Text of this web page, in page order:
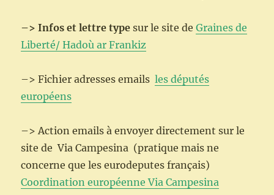
–> Infos et lettre type sur le site deGraines de
Liberté/ Hadoù ar Frankiz
–> Fichier adresses emailsles députés
européens
–> Action emails à envoyer directement sur le
site de Via Campesina (pratique mais ne
concerne que les eurodeputes français)
Coordination européenne Via Campesina